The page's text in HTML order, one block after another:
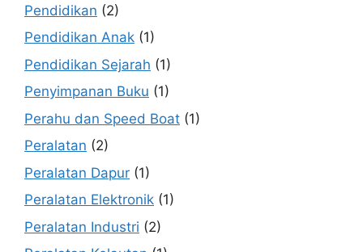
Pendidikan (2)
Pendidikan Anak (1)
Pendidikan Sejarah (1)
Penyimpanan Buku (1)
Perahu dan Speed Boat (1)
Peralatan (2)
Peralatan Dapur (1)
Peralatan Elektronik (1)
Peralatan Industri (2)